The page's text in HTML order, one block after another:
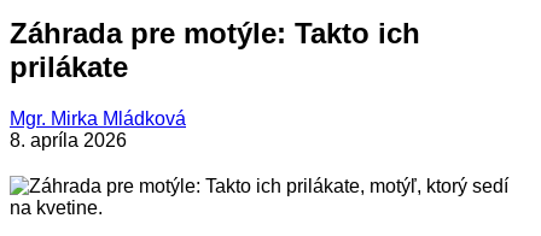
Záhrada pre motýle: Takto ich
prilákate
Mgr. Mirka Mládková
8. apríla 2026